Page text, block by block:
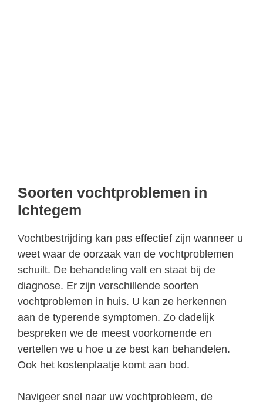
Soorten vochtproblemen in
Ichtegem
Vochtbestrijding kan pas effectief zijn wanneer u
weet waar de oorzaak van de vochtproblemen
schuilt. De behandeling valt en staat bij de
diagnose. Er zijn verschillende soorten
vochtproblemen in huis. U kan ze herkennen
aan de typerende symptomen. Zo dadelijk
bespreken we de meest voorkomende en
vertellen we u hoe u ze best kan behandelen.
Ook het kostenplaatje komt aan bod.
Navigeer snel naar uw vochtprobleem, de